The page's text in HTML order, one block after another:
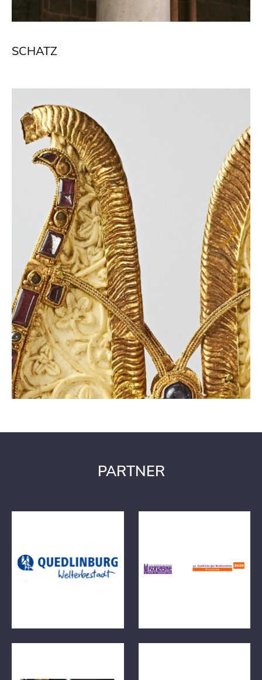
SCHATZ
PARTNER
Quedlinburg-Tourismus-
Marketing GmbH steht als
Ansprechpartner für alle
Der Quedlinburger
Musiksommer hält
musikalische Angebote für
Digitale Schätze Mediathek
Wir sind im wunderschönen